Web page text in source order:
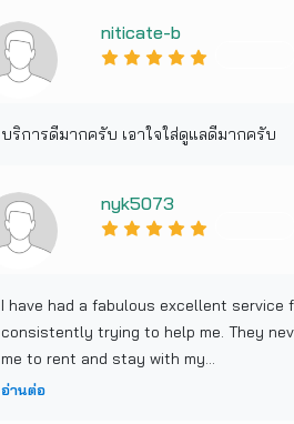
niticate-b
บริการดีมากครับ เอาใจใส่ดูแลดีมากครับ
nyk5073
I have had a fabulous excellent service
consistently trying to help me. They
me to rent and stay with my...
อ่านต่อ